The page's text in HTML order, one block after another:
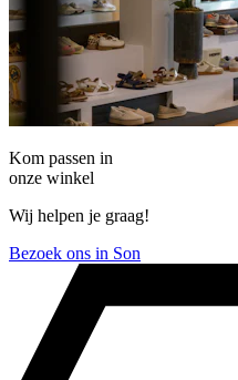
Kom passen in
onze winkel
Wij helpen je graag!
Bezoek ons in Son